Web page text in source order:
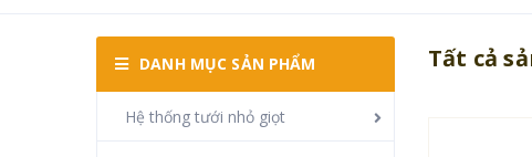
DANH MỤC SẢN PHẨM
Hệ thống tưới nhỏ giọt
Tất cả